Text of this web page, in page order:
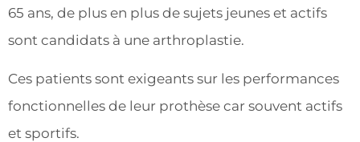
65 ans, de plus en plus de sujets jeunes et actifs
sont candidats à une arthroplastie.
Ces patients sont exigeants sur les performances
fonctionnelles de leur prothèse car souvent actifs
et sportifs.